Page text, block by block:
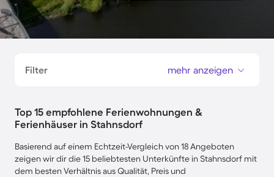
Filter mehr anzeigen
Top 15 empfohlene Ferienwohnungen &
Ferienhäuser in Stahnsdorf
Basierend auf einem Echtzeit-Vergleich von 18 Angeboten
zeigen wir dir die 15 beliebtesten Unterkünfte in Stahnsdorf mit
dem besten Verhältnis aus Qualität, Preis und